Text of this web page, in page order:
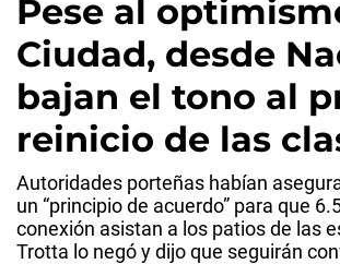
Pese al
Ciudad, desde
bajan el tono al
reinicio de las
Autoridades porteñas habían
un “principio de acuerdo” para que
conexión asistan a los patios de las
Trotta lo negó y dijo que seguirán